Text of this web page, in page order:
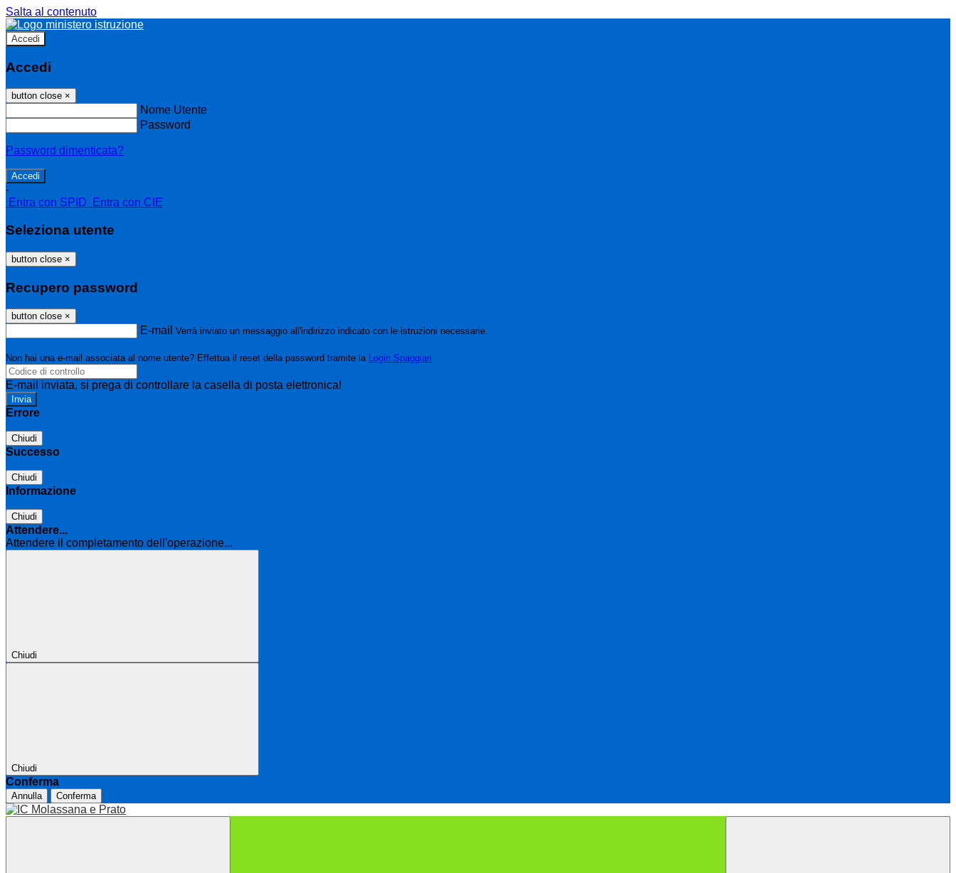
Salta al contenuto
Accedi
Accedi
button close ×
Nome Utente
Password
Password dimenticata?
-
Entra con SPID
Entra con CIE
Seleziona utente
button close ×
Recupero password
button close ×
E-mail Verrà inviato un messaggio all'indirizzo indicato con le istruzioni necessarie.
Non hai una e-mail associata al nome utente? Effettua il reset della password tramite la Login Spaggiari
E-mail inviata, si prega di controllare la casella di posta elettronica!
Errore
Chiudi
Successo
Chiudi
Informazione
Chiudi
Attendere...
Attendere il completamento dell'operazione...
Chiudi
Chiudi
Conferma
Annulla Conferma